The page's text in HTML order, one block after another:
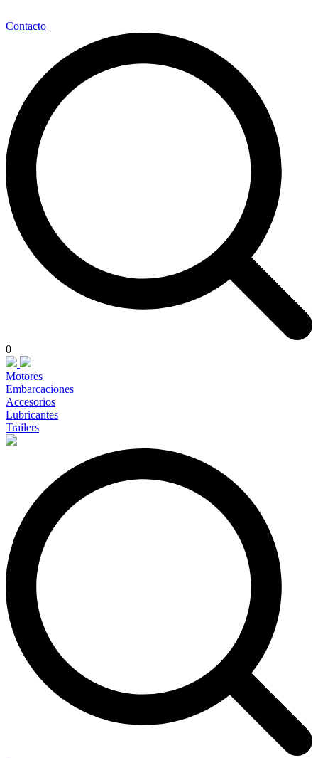
Contacto
0
Motores
Embarcaciones
Accesorios
Lubricantes
Trailers